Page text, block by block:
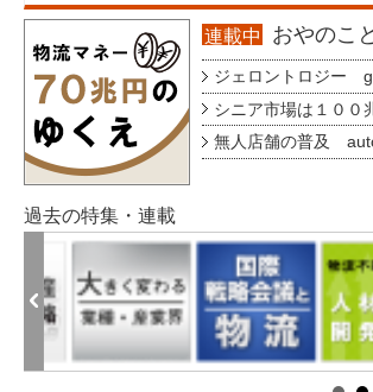
連載中 おやのこ
ジェロントロジー
シニア市場は１０
無人店舗の普及
過去の特集・連載